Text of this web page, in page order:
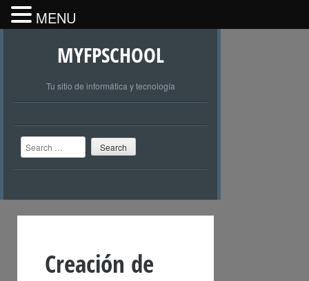
MYFPSCHOOL
Tu sitio de informática y tecnología
Search
Creación de
MENU